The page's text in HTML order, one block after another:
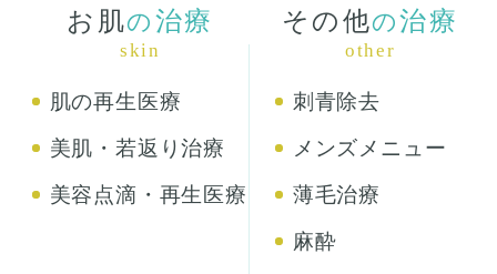
お肌の 治療
skin
肌の再生医療
美肌・若返り治療
美容点滴・再生医療
その他の治療
other
刺青除去
メンズメニュー
薄毛治療
麻酔